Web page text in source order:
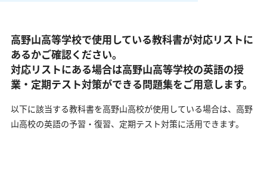
高野山高等学校で使用している教科書が対応リストに
あるかご確認ください。
対応リストにある場合は高野山高等学校の英語の授
業・定期テスト対策ができる問題集をご用意します。
以下に該当する教科書を高野山高校が使用している場合は、 高野
山高校の英語の予習・復習、定期テスト対策に活用できます。